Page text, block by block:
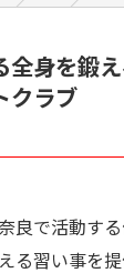
全身を鍛
クラブ
良で活動す
る習い事を